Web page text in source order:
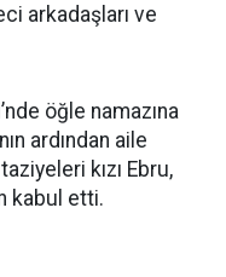
arkadaşları ve
öğle namazına
ardından aile
kızı Ebru,
kabul etti.